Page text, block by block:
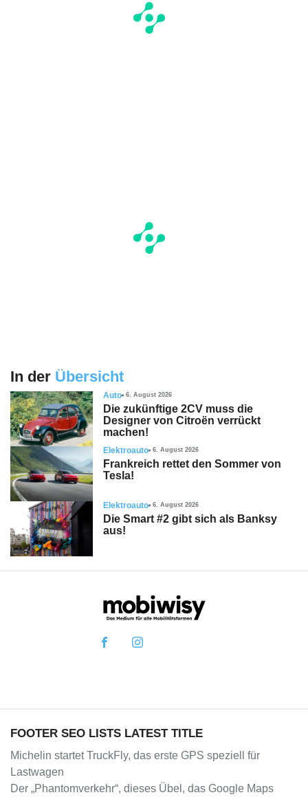
In der Übersicht
Auto 6. August 2026
Die zukünftige 2CV muss die
Designer von Citroën verrückt
machen!
Elektroauto 6. August 2026
Frankreich rettet den Sommer von
Tesla!
Elektroauto 6. August 2026
Die Smart #2 gibt sich als Banksy
aus!
FOOTER SEO LISTS LATEST TITLE
Michelin startet TruckFly, das erste GPS speziell für
Lastwagen
Der „Phantomverkehr“, dieses Übel, das Google Maps